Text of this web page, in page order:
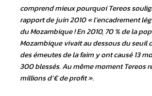
comprend mieux pourquoi Tereos
rapport de juin 2010 « l’encadrement
du Mozambique ! En 2010, 70 % de la
Mozambique vivait au dessous du seuil
des émeutes de la faim y ont causé 13
300 blessés. Au même moment Tereos
millions d’€ de profit ».